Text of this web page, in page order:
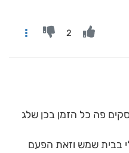
2
פה כל הזמן בכן שלג
בבית שמש וזאת הפעם